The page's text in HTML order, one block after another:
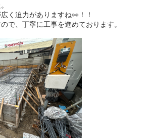
く迫力がありますね👀！！
で、丁寧に工事を進めております。